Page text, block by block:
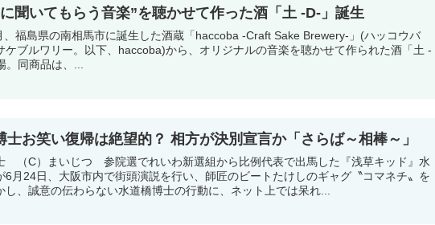
聞いてもらう音楽”を聴かせて作った酒「土 -D-」誕生
、福島県の南相馬市に誕生した酒蔵「haccoba -Craft Sake Brewery-」(ハッコウバ
ケブルワリー。以下、haccoba)から、オリジナルの音楽を聴かせて作られた酒「土 -
。同商品は、...
士お笑い復帰は絶望的？ 相方が決別宣言か「さらば～相棒～」
（C）まいじつ 参院選でれいわ新選組から比例代表で出馬した『浅草キッド』水
6月24日、大阪市内で街頭演説を行い、師匠のビートたけしのギャグ〝コマネチ〟を
し、誠意の伝わらない水道橋博士の行動に、ネット上では呆れ...